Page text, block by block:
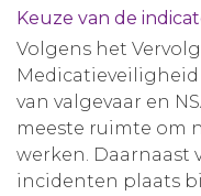
Keuze van de
Volgens het
Medicatieveiligheid
van valgevaar en
meeste ruimte om
werken. Daarnaast
incidenten plaats